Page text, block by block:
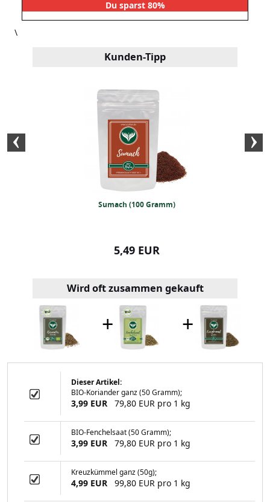
Du sparst 80%
\
Kunden-Tipp
Sumach (100 Gramm)
5,49 EUR
Gramm)
Wird oft zusammen gekauft
+ +
Dieser Artikel:
BIO-Koriander ganz (50 Gramm);
3,99 EUR 79,80 EUR pro 1 kg
BIO-Fenchelsaat (50 Gramm);
3,99 EUR 79,80 EUR pro 1 kg
Kreuzkümmel ganz (50g);
4,99 EUR 99,80 EUR pro 1 kg